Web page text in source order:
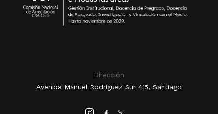
Dirección
Avenida Manuel Rodríguez Sur 415, Santiago